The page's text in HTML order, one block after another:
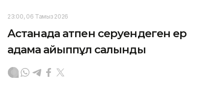
23:00, 06 Тамыз 2026
Астанада атпен серуендеген ер
адамға айыппұл салынды